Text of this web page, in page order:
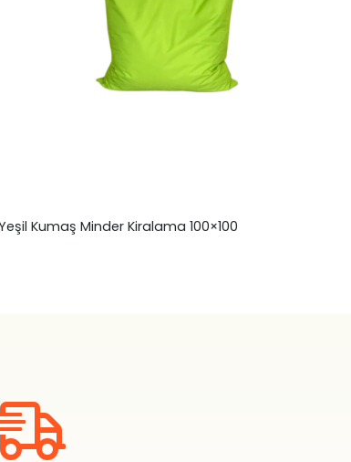
Mavi Deri Yastık Kiralama 40×40